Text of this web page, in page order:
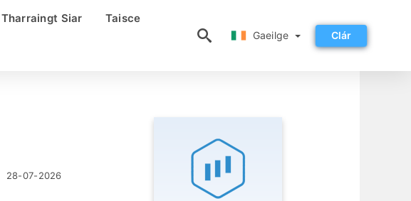
Tharraingt Siar Taisce
Gaeilge Clár
28-07-2026